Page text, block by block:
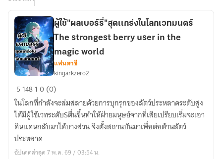
ใช้"ผล
เบอร์
รี่"สุด
เเกร่ง
ใน
โลก
ผู้ใช้"ผลเบอร์รี่"สุดเเกร่งในโลกเวทมนตร์
The strongest berry user in the
magic world
แฟนตาซี
kingarkzero2
5 14810 (0)
ในโลกที่กำลังจะล่มสลายด้วยการบุกรุกของสัตว์ประหลาดระดับสูง
ได้มีผู้ใช้เวทระดับSตื่นขึ้นทำให้ฝ่ายมนุษย์จากที่เสียเปรียบเริ่มจะเอา
ดินเเดนกลับมาได้บางส่วน จึงตั้งสถานบันมาเพื่อต่อต้านสัตว์
ประหลาด
อัปเดตล่าสุด 7 พ.ค. 69 / 03:54 น.